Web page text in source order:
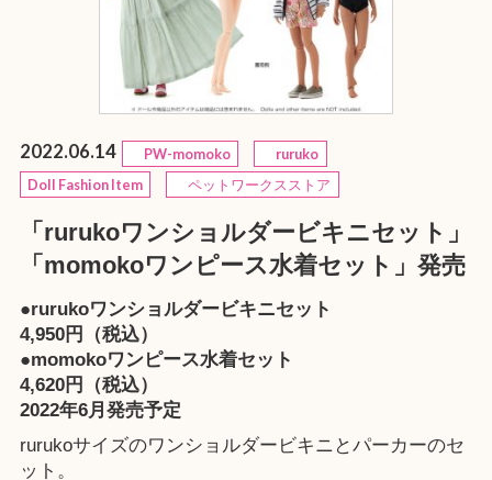
2022.06.14 PW-momoko
ruruko
Doll Fashion Item
ペットワークスストア
「rurukoワンショルダービキニセット」
「momokoワンピース水着セット」発売
●rurukoワンショルダービキニセット
4,950円（税込）
●momokoワンピース水着セット
4,620円（税込）
2022年6月発売予定
rurukoサイズのワンショルダービキニとパーカーのセ
ット。